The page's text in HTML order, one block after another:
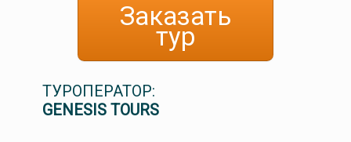
Заказать
тур
ТУРОПЕРАТОР:
GENESIS TOURS